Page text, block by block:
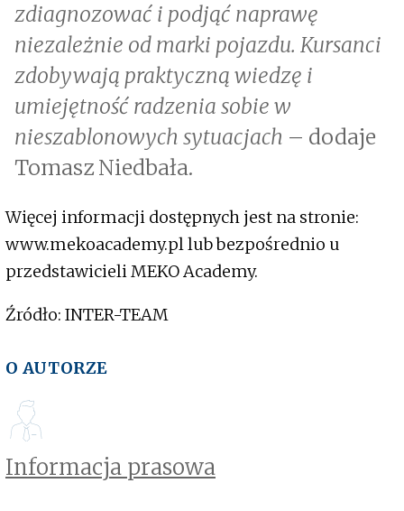
zdiagnozować i podjąć naprawę
niezależnie od marki pojazdu. Kursanci
zdobywają praktyczną wiedzę i
umiejętność radzenia sobie w
nieszablonowych sytuacjach – dodaje
Tomasz Niedbała.
Więcej informacji dostępnych jest na stronie:
www.mekoacademy.pl lub bezpośrednio u
przedstawicieli MEKO Academy.
Źródło: INTER-TEAM
O AUTORZE
Informacja prasowa